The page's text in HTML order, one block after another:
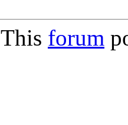
This forum